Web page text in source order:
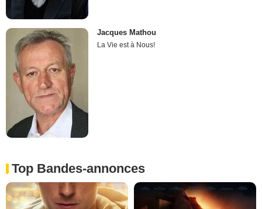
Jacques Mathou
La Vie est à Nous!
Top Bandes-annonces